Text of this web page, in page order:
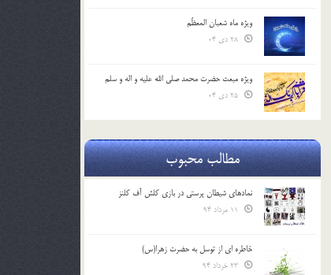
ویژه ماه شعبان المعظّم
ویژه مبعث حضرت محمد صلی الله علیه و اله و سلم
مطالب محبوب
نمادهای شیطان پرستی در بازی کلش آف کلنز
خاطره ای از توسل به حضرت زهرا(س)